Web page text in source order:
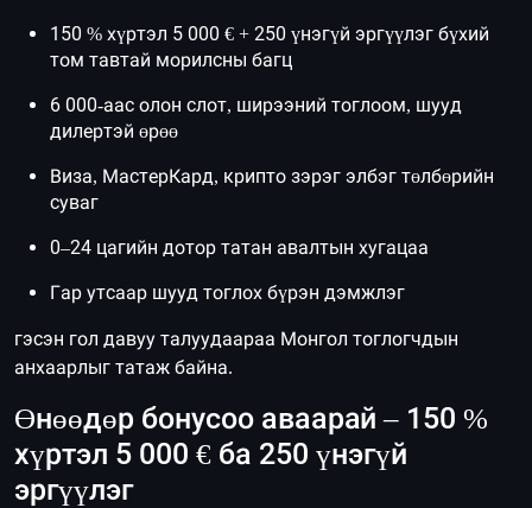
150 % хүртэл 5 000 € + 250 үнэгүй эргүүлэг бүхий
том тавтай морилсны багц
6 000-аас олон слот, ширээний тоглоом, шууд
дилертэй өрөө
Виза, МастерКард, крипто зэрэг элбэг төлбөрийн
суваг
0–24 цагийн дотор татан авалтын хугацаа
Гар утсаар шууд тоглох бүрэн дэмжлэг
гэсэн гол давуу талуудаараа Монгол тоглогчдын
анхаарлыг татаж байна.
Өнөөдөр бонусоо аваарай – 150 %
хүртэл 5 000 € ба 250 үнэгүй
эргүүлэг